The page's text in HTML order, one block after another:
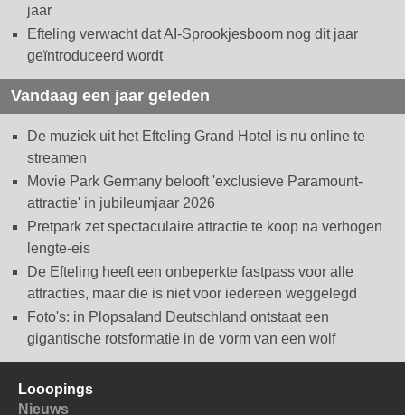
jaar
Efteling verwacht dat AI-Sprookjesboom nog dit jaar
geïntroduceerd wordt
Vandaag een jaar geleden
De muziek uit het Efteling Grand Hotel is nu online te
streamen
Movie Park Germany belooft 'exclusieve Paramount-
attractie' in jubileumjaar 2026
Pretpark zet spectaculaire attractie te koop na verhogen
lengte-eis
De Efteling heeft een onbeperkte fastpass voor alle
attracties, maar die is niet voor iedereen weggelegd
Foto's: in Plopsaland Deutschland ontstaat een
gigantische rotsformatie in de vorm van een wolf
Looopings
Nieuws